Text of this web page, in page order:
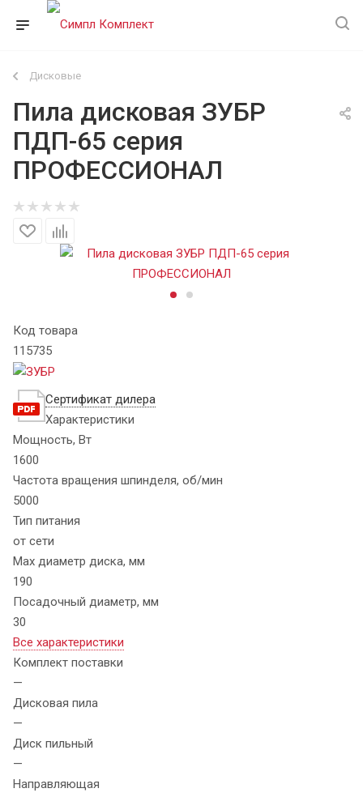
Дисковые
Пила дисковая ЗУБР
ПДП-65 серия
ПРОФЕССИОНАЛ
Код товара
115735
Сертификат дилера
Характеристики
Мощность, Вт
1600
Частота вращения шпинделя, об/мин
5000
Тип питания
от сети
Max диаметр диска, мм
190
Посадочный диаметр, мм
30
Все характеристики
Комплект поставки
—
Дисковая пила
—
Диск пильный
—
Направляющая